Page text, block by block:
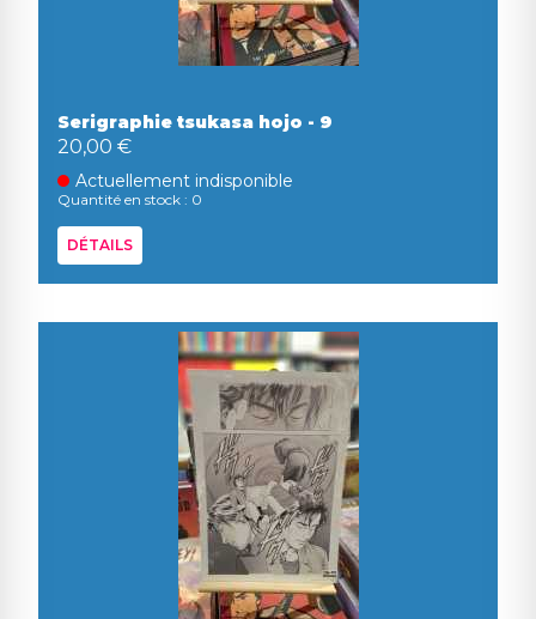
Serigraphie tsukasa hojo - 9
20,00 €
Actuellement indisponible
Quantité en stock : 0
DÉTAILS